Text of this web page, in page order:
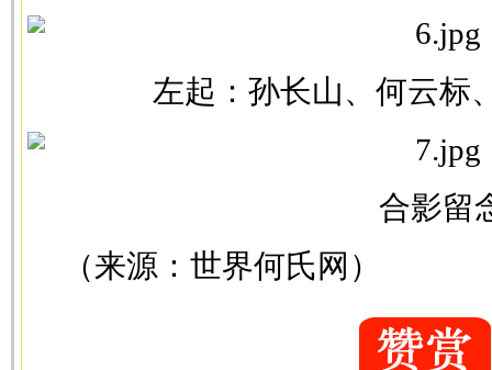
左起：孙长山、何云标
合影留
（来源：世界何氏网）